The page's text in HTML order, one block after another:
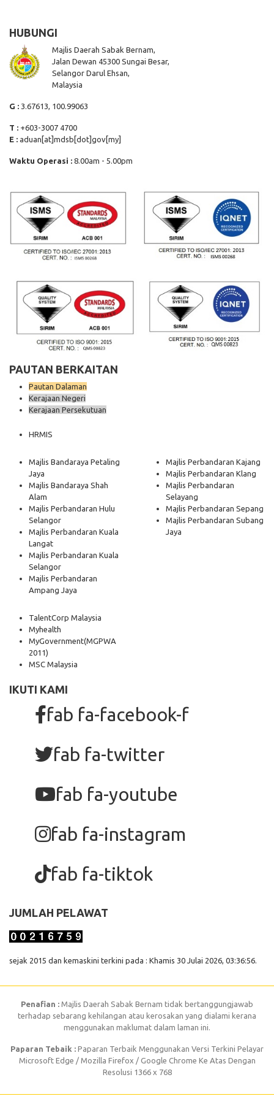
HUBUNGI
Majlis Daerah Sabak Bernam,
Jalan Dewan 45300 Sungai Besar,
Selangor Darul Ehsan,
Malaysia
G : 3.67613, 100.99063
T : +603-3007 4700
E : aduan[at]mdsb[dot]gov[my]
Waktu Operasi : 8.00am - 5.00pm
PAUTAN BERKAITAN
Pautan Dalaman
Kerajaan Negeri
Kerajaan Persekutuan
HRMIS
Majlis Bandaraya Petaling
Jaya
Majlis Bandaraya Shah
Alam
Majlis Perbandaran Hulu
Selangor
Majlis Perbandaran Kuala
Langat
Majlis Perbandaran Kuala
Selangor
Majlis Perbandaran
Ampang Jaya
Majlis Perbandaran Kajang
Majlis Perbandaran Klang
Majlis Perbandaran
Selayang
Majlis Perbandaran Sepang
Majlis Perbandaran Subang
Jaya
TalentCorp Malaysia
Myhealth
MyGovernment(MGPWA
2011)
MSC Malaysia
IKUTI KAMI
fab fa-facebook-f
fab fa-twitter
fab fa-youtube
fab fa-instagram
fab fa-tiktok
JUMLAH PELAWAT
sejak 2015 dan kemaskini terkini pada : Khamis 30 Julai 2026, 03:36:56.
Penafian : Majlis Daerah Sabak Bernam tidak bertanggungjawab
terhadap sebarang kehilangan atau kerosakan yang dialami kerana
menggunakan maklumat dalam laman ini.
Paparan Tebaik : Paparan Terbaik Menggunakan Versi Terkini Pelayar
Microsoft Edge / Mozilla Firefox / Google Chrome Ke Atas Dengan
Resolusi 1366 x 768